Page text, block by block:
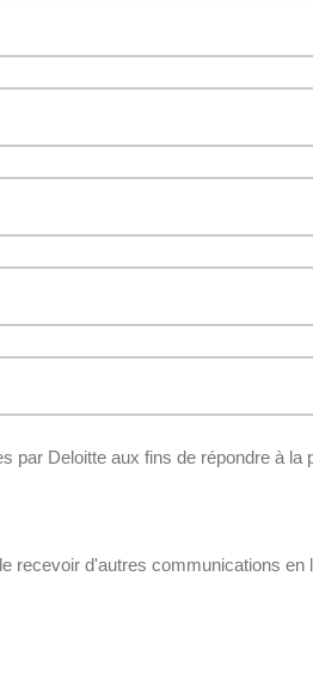
par Deloitte aux fins de répondre à la
recevoir d'autres communications en